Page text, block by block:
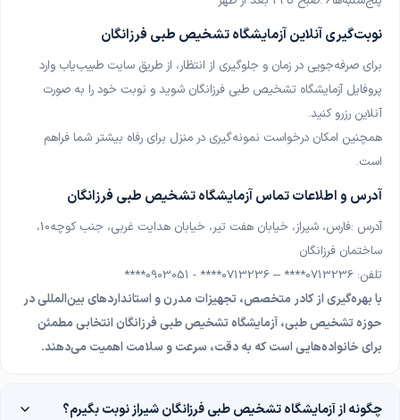
نوبت‌گیری آنلاین آزمایشگاه تشخیص طبی فرزانگان
برای صرفه‌جویی در زمان و جلوگیری از انتظار، از طریق سایت طبیب‌یاب وارد
پروفایل آزمایشگاه تشخیص طبی فرزانگان شوید و نوبت خود را به صورت
آنلاین رزرو کنید.
همچنین امکان درخواست نمونه‌گیری در منزل برای رفاه بیشتر شما فراهم
است.
آدرس و اطلاعات تماس آزمایشگاه تشخیص طبی فرزانگان
آدرس :
فارس، شیراز، خیابان هفت تیر، خیابان هدایت غربی، جنب کوچه10،
ساختمان فرزانگان
تلفن: 0713236**** – 0713236**** - 0903051****
با بهره‌گیری از کادر متخصص، تجهیزات مدرن و استانداردهای بین‌المللی در
حوزه تشخیص طبی، آزمایشگاه تشخیص طبی فرزانگان انتخابی مطمئن
برای خانواده‌هایی است که به دقت، سرعت و سلامت اهمیت می‌دهند.
چگونه از آزمایشگاه تشخیص طبی فرزانگان شیراز نوبت بگیرم؟